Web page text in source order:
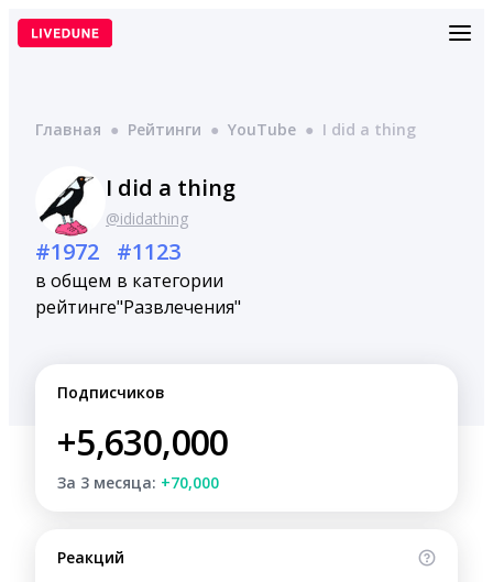
Перейти
Главная ● Рейтинги ● YouTube ● I did a thing
I did a thing
@ididathing
#1972
в общем
рейтинге
#1123
в категории
"Развлечения"
Подписчиков
+5,630,000
За 3 месяца: +70,000
Реакций